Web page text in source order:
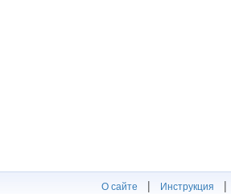
О сайте | Инструкция |